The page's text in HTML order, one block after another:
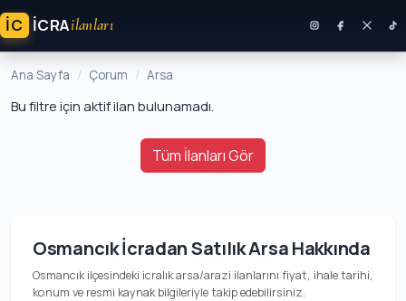
İC ICRAilanları
Ana Sayfa Çorum Arsa
Bu filtre için aktif ilan bulunamadı.
Tüm İlanları Gör
Osmancık İcradan Satılık Arsa Hakkında
Osmancık ilçesindeki icralık arsa/arazi ilanlarını fiyat, ihale tarihi,
konum ve resmi kaynak bilgileriyle takip edebilirsiniz.